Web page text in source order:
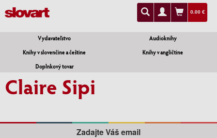
0.00 €
Vydavateľstvo
Audioknihy
Knihy v slovenčine a češtine
Knihy v angličtine
Doplnkový tovar
Claire Sipi
Zadajte Váš email